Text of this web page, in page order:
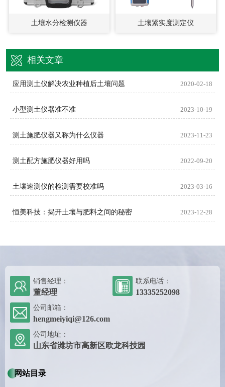
土壤水分检测仪器 土壤紧实度测定仪
相关文章
应用测土仪解决农业种植后土壤问题 2020-02-18
小型测土仪器准不准 2023-10-19
测土施肥仪器又称为什么仪器 2023-11-23
测土配方施肥仪器好用吗 2022-09-20
土壤速测仪的检测需要校准吗 2023-03-16
恒美科技：揭开土壤与肥料之间的秘密 2023-12-28
销售经理：
董经理
联系电话：
13335252098
公司邮箱：
hengmeiyiqi@126.com
公司地址：
山东省潍坊市高新区欧龙科技园
网站目录